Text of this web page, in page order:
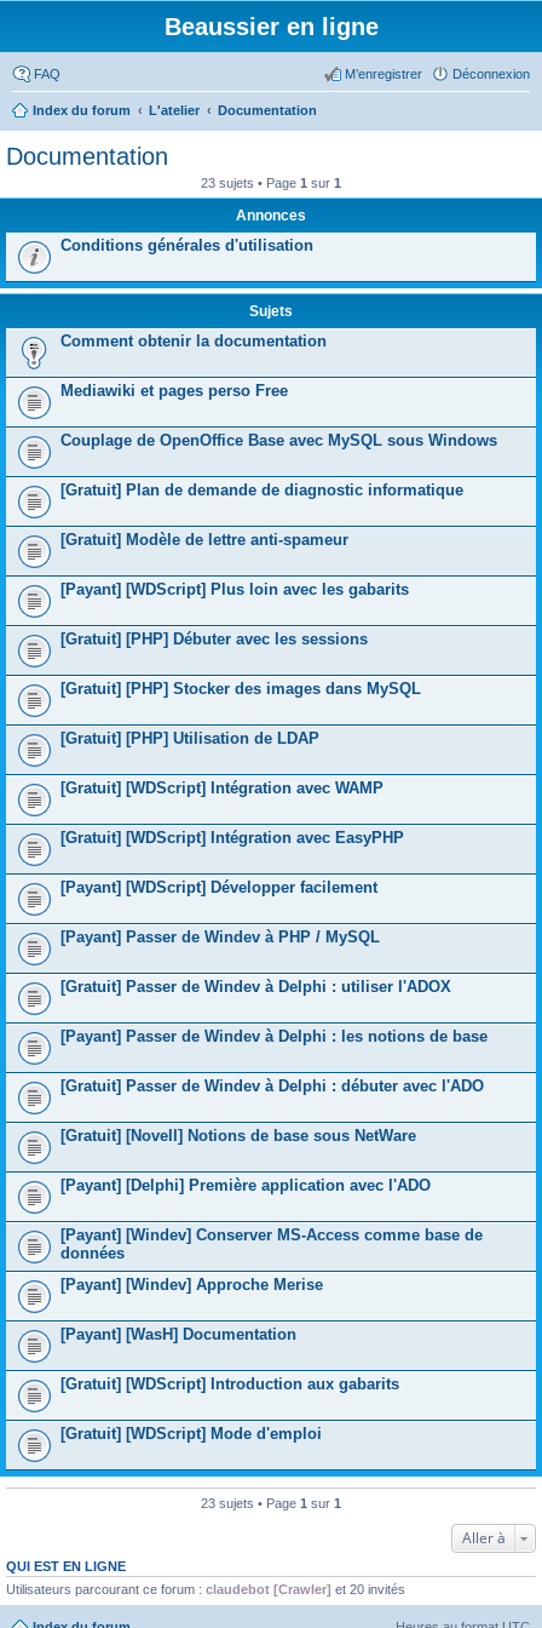
Beaussier en ligne
FAQ Déconnexion
M’enregistrer
Index du forum L'atelier Documentation
Documentation
23 sujets • Page 1 sur 1
Annonces
Conditions générales d'utilisation
Sujets
Comment obtenir la documentation
Mediawiki et pages perso Free
Couplage de OpenOffice Base avec MySQL sous Windows
[Gratuit] Plan de demande de diagnostic informatique
[Gratuit] Modèle de lettre anti-spameur
[Payant] [WDScript] Plus loin avec les gabarits
[Gratuit] [PHP] Débuter avec les sessions
[Gratuit] [PHP] Stocker des images dans MySQL
[Gratuit] [PHP] Utilisation de LDAP
[Gratuit] [WDScript] Intégration avec WAMP
[Gratuit] [WDScript] Intégration avec EasyPHP
[Payant] [WDScript] Développer facilement
[Payant] Passer de Windev à PHP / MySQL
[Gratuit] Passer de Windev à Delphi : utiliser l'ADOX
[Payant] Passer de Windev à Delphi : les notions de base
[Gratuit] Passer de Windev à Delphi : débuter avec l'ADO
[Gratuit] [Novell] Notions de base sous NetWare
[Payant] [Delphi] Première application avec l'ADO
[Payant] [Windev] Conserver MS-Access comme base de
données
[Payant] [Windev] Approche Merise
[Payant] [WasH] Documentation
[Gratuit] [WDScript] Introduction aux gabarits
[Gratuit] [WDScript] Mode d'emploi
23 sujets • Page 1 sur 1
Aller à
QUI EST EN LIGNE
Utilisateurs parcourant ce forum : claudebot [Crawler] et 20 invités